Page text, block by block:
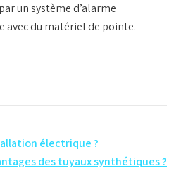
un système d’alarme
avec du matériel de pointe.
électrique ?
des tuyaux synthétiques ?